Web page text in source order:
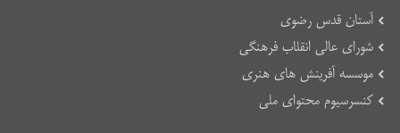
آستان قدس رضوی
شورای عالی انقلاب فرهنگی
موسسه آفرینش های هنری
کنسرسیوم محتوای ملی